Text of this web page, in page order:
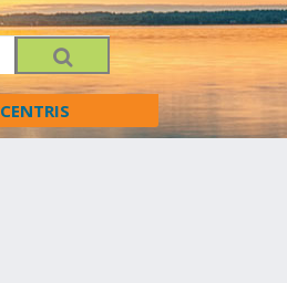
CENTRIS